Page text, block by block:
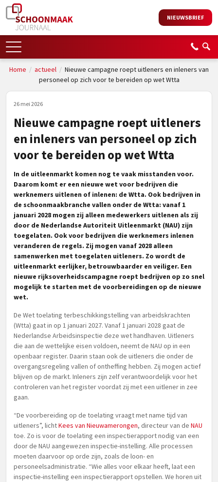
NIEUWSBRIEF
Home / actueel / Nieuwe campagne roept uitleners en inleners van
personeel op zich voor te bereiden op wet Wtta
26 mei 2026
Nieuwe campagne roept uitleners
en inleners van personeel op zich
voor te bereiden op wet Wtta
In de uitleenmarkt komen nog te vaak misstanden voor.
Daarom komt er een nieuwe wet voor bedrijven die
werknemers uitlenen of inlenen: de Wtta. Ook bedrijven in
de schoonmaakbranche vallen onder de Wtta: vanaf 1
januari 2028 mogen zij alleen medewerkers uitlenen als zij
door de Nederlandse Autoriteit Uitleenmarkt (NAU) zijn
toegelaten. Ook voor bedrijven die werknemers inlenen
veranderen de regels. Zij mogen vanaf 2028 alleen
samenwerken met toegelaten uitleners. Zo wordt de
uitleenmarkt eerlijker, betrouwbaarder en veiliger. Een
nieuwe rijksoverheidscampagne roept bedrijven op zo snel
mogelijk te starten met de voorbereidingen op de nieuwe
wet.
De Wet toelating terbeschikkingstelling van arbeidskrachten
(Wtta) gaat in op 1 januari 2027. Vanaf 1 januari 2028 gaat de
Nederlandse Arbeidsinspectie deze wet handhaven. Uitleners
die aan de wettelijke eisen voldoen, neemt de NAU op in een
openbaar register. Daarin staan ook de uitleners die onder de
overgangsregeling vallen of ontheffing hebben. Zij mogen actief
blijven op de markt. Inleners zijn zelf verantwoordelijk voor het
controleren van het register voordat zij met een uitlener in zee
gaan.
“De voorbereiding op de toelating vraagt met name tijd van
uitleners”, lichtKees van Nieuwamerongen, directeur van de NAU
toe. Zo is voor de toelating een inspectierapport nodig van een
door de NAU aangewezen inspectie-instelling. Alle processen
moeten daarvoor op orde zijn, zoals de loon- en
personeelsadministratie. “Wie alles voor elkaar heeft, laat een
inspectie-instelling een inspectierapport opstellen. We horen uit